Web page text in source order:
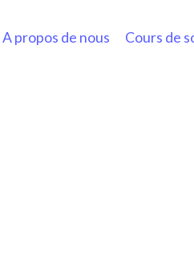
A propos de nous Cours de